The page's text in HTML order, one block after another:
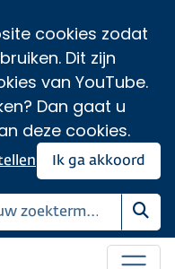
cookies zodat
Dit zijn
van YouTube.
Dan gaat u
deze cookies.
Ik ga akkoord